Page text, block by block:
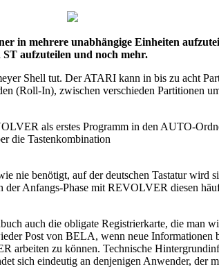
in mehrere unabhängige Einheiten
aufzuteilen und noch mehr.
Shell tut. Der ATARI kann in bis zu acht
(Roll-In), zwischen verschieden Partitionen
als erstes Programm in den AUTO-
die Tastenkombination
nie benötigt, auf der deutschen Tastatur wird
Anfangs-Phase mit REVOLVER diesen
auch die obligate Registrierkarte, die man
Post von BELA, wenn neue
arbeiten zu können. Technische
eindeutig an denjenigen Anwender, der